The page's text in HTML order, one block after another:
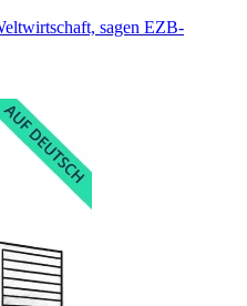
sagen EZB-